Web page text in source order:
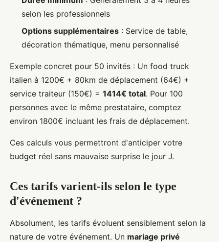
selon les professionnels
Options supplémentaires : Service de table,
décoration thématique, menu personnalisé
Exemple concret pour 50 invités : Un food truck
italien à 1200€ + 80km de déplacement (64€) +
service traiteur (150€) = 1414€ total. Pour 100
personnes avec le même prestataire, comptez
environ 1800€ incluant les frais de déplacement.
Ces calculs vous permettront d'anticiper votre
budget réel sans mauvaise surprise le jour J.
Ces tarifs varient-ils selon le type
d'événement ?
Absolument, les tarifs évoluent sensiblement selon la
nature de votre événement. Un mariage privé